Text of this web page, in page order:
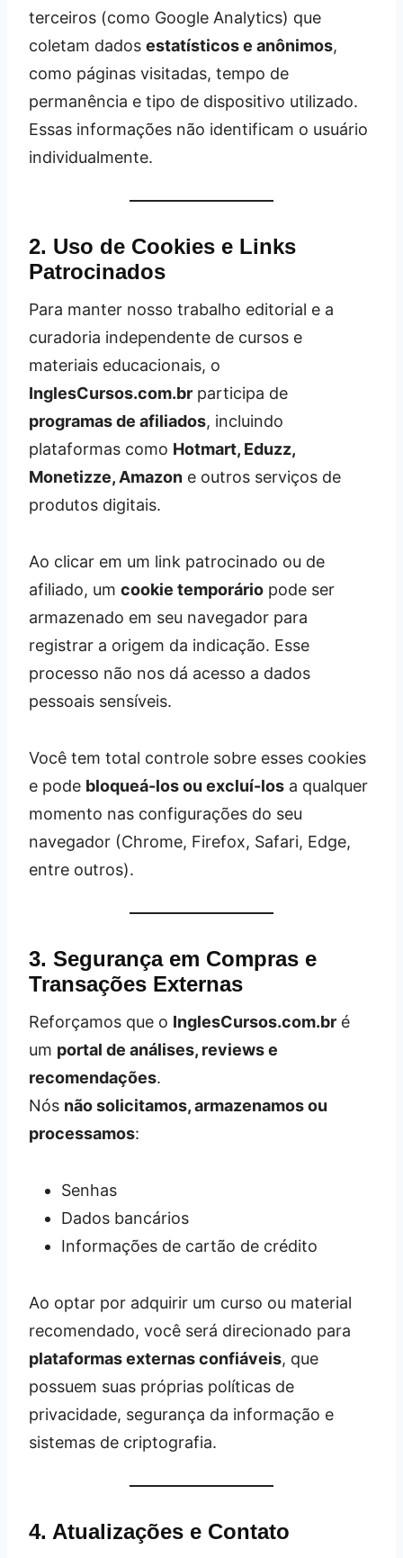
terceiros (como Google Analytics) que
coletam dados estatísticos e anônimos,
como páginas visitadas, tempo de
permanência e tipo de dispositivo utilizado.
Essas informações não identificam o usuário
individualmente.
2. Uso de Cookies e Links
Patrocinados
Para manter nosso trabalho editorial e a
curadoria independente de cursos e
materiais educacionais, o
InglesCursos.com.br participa de
programas de afiliados, incluindo
plataformas como Hotmart, Eduzz,
Monetizze, Amazon e outros serviços de
produtos digitais.
Ao clicar em um link patrocinado ou de
afiliado, um cookie temporário pode ser
armazenado em seu navegador para
registrar a origem da indicação. Esse
processo não nos dá acesso a dados
pessoais sensíveis.
Você tem total controle sobre esses cookies
e pode bloqueá-los ou excluí-los a qualquer
momento nas configurações do seu
navegador (Chrome, Firefox, Safari, Edge,
entre outros).
3. Segurança em Compras e
Transações Externas
Reforçamos que o InglesCursos.com.br é
um portal de análises, reviews e
recomendações.
Nós não solicitamos, armazenamos ou
processamos:
Senhas
Dados bancários
Informações de cartão de crédito
Ao optar por adquirir um curso ou material
recomendado, você será direcionado para
plataformas externas confiáveis, que
possuem suas próprias políticas de
privacidade, segurança da informação e
sistemas de criptografia.
4. Atualizações e Contato